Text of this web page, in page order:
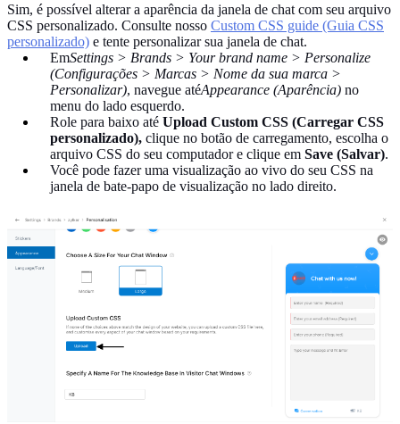
Sim, é possível alterar a aparência da janela de chat com seu arquivo
CSS personalizado. Consulte nosso Custom CSS guide (Guia CSS
personalizado) e tente personalizar sua janela de chat.
EmSettings > Brands > Your brand name > Personalize
(Configurações > Marcas > Nome da sua marca >
Personalizar), navegue atéAppearance (Aparência) no
menu do lado esquerdo.
Role para baixo até Upload Custom CSS (Carregar CSS
personalizado), clique no botão de carregamento, escolha o
arquivo CSS do seu computador e clique em Save (Salvar).
Você pode fazer uma visualização ao vivo do seu CSS na
janela de bate-papo de visualização no lado direito.